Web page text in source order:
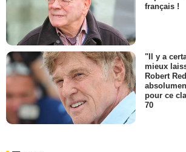
français !
"Il y a
mieux
Robert
pour ce
70